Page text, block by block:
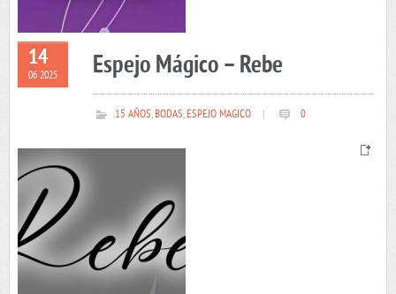
14
06 2025 Espejo Mágico – Rebe
15 AÑOS,BODAS,ESPEJO MAGICO 0